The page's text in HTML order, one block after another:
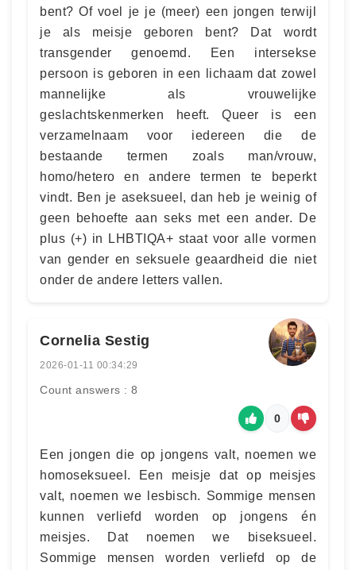
bent? Of voel je je (meer) een jongen terwijl
je als meisje geboren bent? Dat wordt
transgender genoemd. Een intersekse
persoon is geboren in een lichaam dat zowel
mannelijke als vrouwelijke
geslachtskenmerken heeft. Queer is een
verzamelnaam voor iedereen die de
bestaande termen zoals man/vrouw,
homo/hetero en andere termen te beperkt
vindt. Ben je aseksueel, dan heb je weinig of
geen behoefte aan seks met een ander. De
plus (+) in LHBTIQA+ staat voor alle vormen
van gender en seksuele geaardheid die niet
onder de andere letters vallen.
Cornelia Sestig
2026-01-11 00:34:29
Count answers : 8
0
Een jongen die op jongens valt, noemen we
homoseksueel. Een meisje dat op meisjes
valt, noemen we lesbisch. Sommige mensen
kunnen verliefd worden op jongens én
meisjes. Dat noemen we biseksueel.
Sommige mensen worden verliefd op de